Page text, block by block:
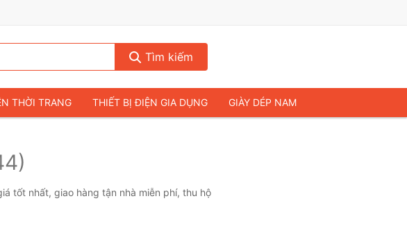
Tìm kiếm
THỜI TRANG THIẾT BỊ ĐIỆN GIA DỤNG GIÀY DÉP NAM
MÁY SÁCH & TẠP CHÍ MÁY TÍNH & LAPTOP
tốt nhất, giao hàng tận nhà miễn phí, thu hộ